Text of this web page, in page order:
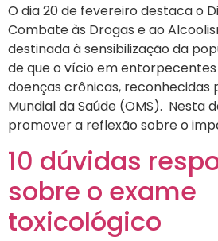
O dia 20 de fevereiro destaca o
Combate às Drogas e ao
destinada à sensibilização da
de que o vício em
doenças crônicas, reconhecidas
Mundial da Saúde (OMS). Nesta
promover a reflexão sobre o
10 dúvidas
sobre o exame
toxicológico